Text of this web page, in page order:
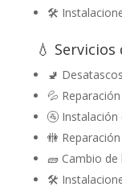
🛠️
💧
🚽
💦
🚰
🚻
🧱 Cambio
🛠️